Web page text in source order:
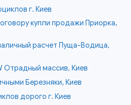
г. Киев
купли продажи Приорка,
расчет Пуща-Водица,
Отрадный массив, Киев
Березняки, Киев
дорого г. Киев